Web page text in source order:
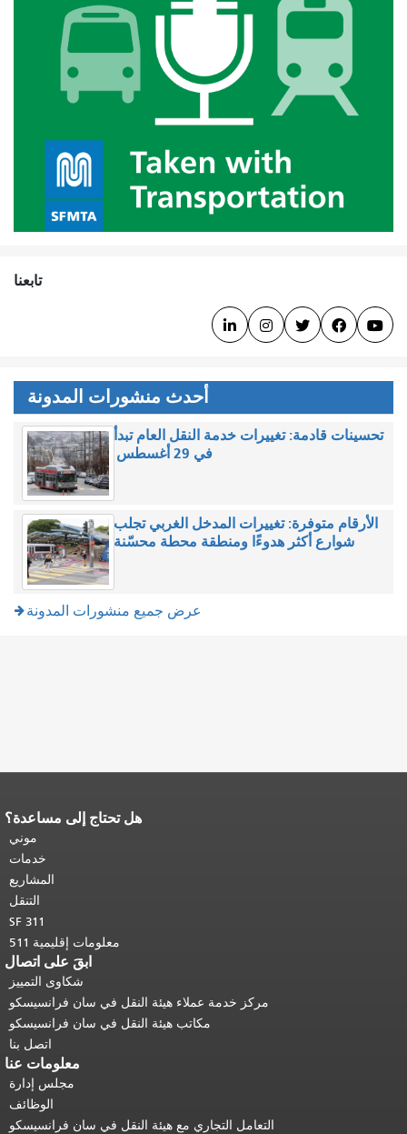
تابعنا





أحدث منشورات المدونة
تحسينات قادمة: تغييرات خدمة النقل العام تبدأ
في 29 أغسطس
الأرقام متوفرة: تغييرات المدخل الغربي تجلب
شوارع أكثر هدوءًا ومنطقة محطة محسّنة
عرض جميع منشورات المدونة
هل تحتاج إلى مساعدة؟
موني
خدمات
المشاريع
التنقل
SF 311
معلومات إقليمية 511
ابقَ على اتصال
شكاوى التمييز
مركز خدمة عملاء هيئة النقل في سان فرانسيسكو
مكاتب هيئة النقل في سان فرانسيسكو
اتصل بنا
معلومات عنا
مجلس إدارة
الوظائف
التعامل التجاري مع هيئة النقل في سان فرانسيسكو